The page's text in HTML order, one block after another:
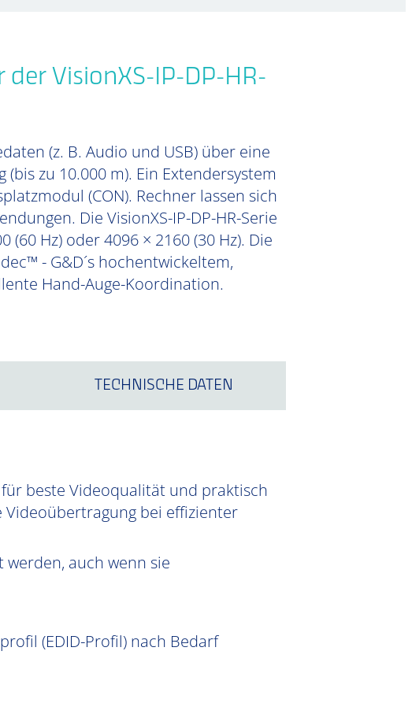
VisionXS-IP-DP-HR-
(z. B. Audio und USB) über eine
zu 10.000 m). Ein Extendersystem
(CON). Rechner lassen sich
Die VisionXS-IP-DP-HR-Serie
Hz) oder 4096 × 2160 (30 Hz). Die
- G&D´s hochentwickeltem,
Hand-Auge-Koordination.
TECHNISCHE DATEN
beste Videoqualität und praktisch
bei effizienter
auch wenn sie
(EDID-Profil) nach Bedarf